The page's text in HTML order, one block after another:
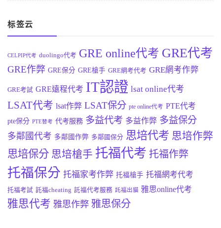
标签云
CELPIP代考 duolingo代考 GRE online代考 GRE代考
GRE作弊 GRE保分 GRE槍手 GRE網考代考 GRE網考作弊
GRE考試 GRE遠程代考 IT認證 lsat online代考
LSAT代考 lsat作弊 LSAT保分 pte online代考 PTE代考
pte保分 PTE替考 代考服務 多益代考 多益作弊 多益保分
多鄰國代考 多鄰國作弊 多鄰國保分 思培代考 思培作弊
思培保分 思培槍手 托福代考 托福作弊
托福保分 托福家考作弊 托福槍手 托福網考代考
托福考試 託福cheating 託福代考服務 託福出貓 雅思online代考
雅思代考 雅思作弊 雅思保分